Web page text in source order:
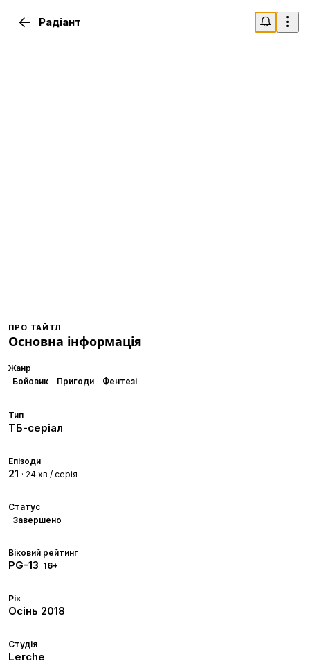
Радіант
ПРО ТАЙТЛ
Основна інформація
Жанр
Бойовик
Пригоди Фентезі
Тип
ТБ-серіал
Епізоди
21 · 24 хв / серія
Статус
Завершено
Віковий рейтинг
PG-13 16+
Рік
Осінь 2018
Студія
Lerche